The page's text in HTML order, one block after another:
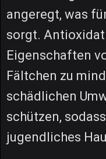
angeregt, was
sorgt.
Eigenschaften
Fältchen zu
schädlichen
schützen,
jugendliches